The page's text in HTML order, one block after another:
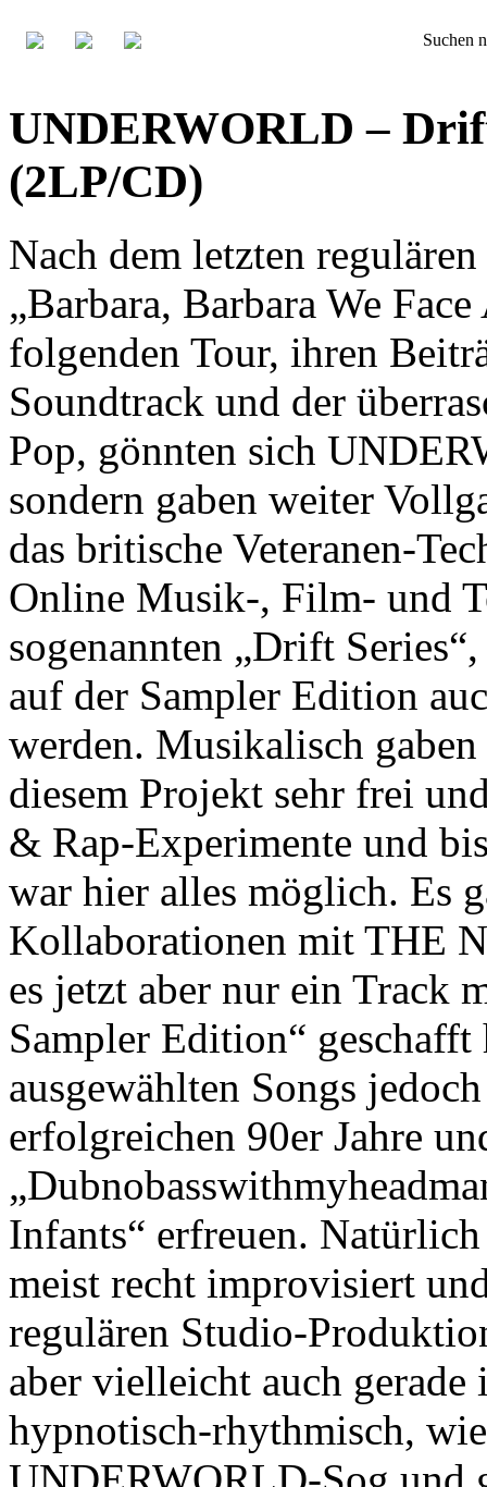
Suchen
UNDERWORLD –
(2LP/CD)
Nach dem letzten
„Barbara, Barbara We
folgenden Tour, ihren
Soundtrack und der
Pop, gönnten sich
sondern gaben weiter
das britische Veteranen-
Online Musik-, Film- und
sogenannten „Drift
auf der Sampler Edition
werden. Musikalisch
diesem Projekt sehr frei
& Rap-Experimente und
war hier alles möglich. Es
Kollaborationen mit THE
es jetzt aber nur ein Track
Sampler Edition“
ausgewählten Songs
erfolgreichen 90er Jahre
Infants“ erfreuen.
meist recht improvisiert
regulären Studio-
aber vielleicht auch
hypnotisch-rhythmisch,